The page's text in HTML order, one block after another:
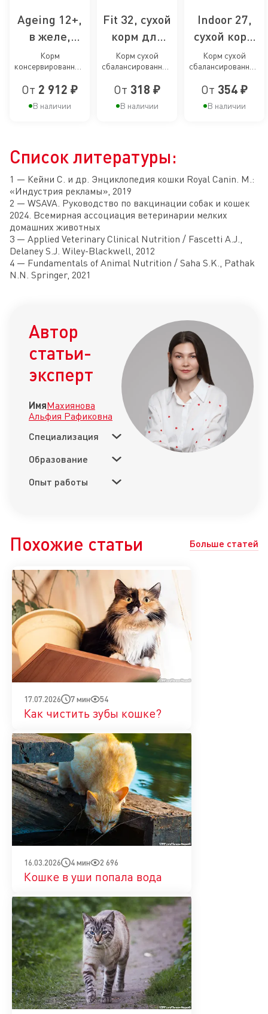
Ageing 12+,
в желе,
влажный
корм для
кошек
старше 12
Корм
консервированный
для стареющих
старше 12 лет,
От 2 912 ₽
В наличии
Fit 32, сухой
корм для
умеренно
активных
кошек
Корм сухой
сбалансированный
умеренно
1 года
От 318 ₽
В наличии
Indoor 27,
сухой корм
для кошек,
живущих в
помещении
Корм сухой
сбалансированный
кошек, живущих в
От 354 ₽
В наличии
Список литературы:
1 — Кейни С. и др. Энциклопедия кошки Royal Canin. М.:
«Индустрия рекламы», 2019
2 — WSAVA. Руководство по вакцинации собак и кошек
2024. Всемирная ассоциация ветеринарии мелких
домашних животных
3 — Applied Veterinary Clinical Nutrition / Fascetti A.J.,
Delaney S.J. Wiley-Blackwell, 2012
4 — Fundamentals of Animal Nutrition / Saha S.K., Pathak
N.N. Springer, 2021
Автор
статьи-
эксперт
ИмяМахиянова
Альфия Рафиковна
Специализация
Образование
Опыт работы
Похожие статьи Больше статей
17.07.2026 7 мин 54
Как чистить зубы кошке?
16.03.2026 4 мин 2 696
Кошке в уши попала вода